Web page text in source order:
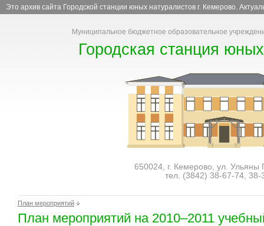
Это архив сайта Городской станции юных натуралистов г. Кемерово.
Муниципальное бюджетное образовательное
Городская станция
650024, г. Кемерово, ул. Ульяны
тел. (3842) 38-67-74, 38-
План мероприятий
План мероприятий на 2010–2011